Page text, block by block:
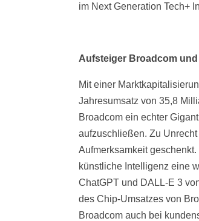
im Next Generation Tech+
Aufsteiger Broadcom
Mit einer
Jahresumsatz von 35,8
Broadcom ein echter
aufzuschließen. Zu
Aufmerksamkeit
künstliche Intelligenz eine
ChatGPT und DALL-E 3
des Chip-Umsatzes von
Broadcom auch bei